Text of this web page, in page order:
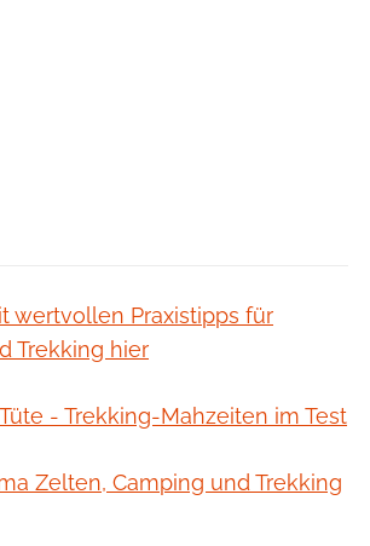
wertvollen Praxistipps für
Trekking hier
- Trekking-Mahzeiten im Test
Zelten, Camping und Trekking